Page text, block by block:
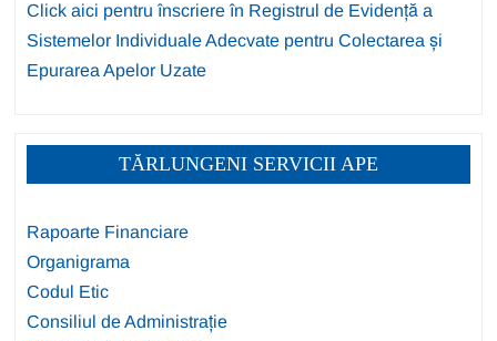
Click aici pentru înscriere în Registrul de Evidență a
Sistemelor Individuale Adecvate pentru Colectarea și
Epurarea Apelor Uzate
TĂRLUNGENI SERVICII APE
Rapoarte Financiare
Organigrama
Codul Etic
Consiliul de Administrație